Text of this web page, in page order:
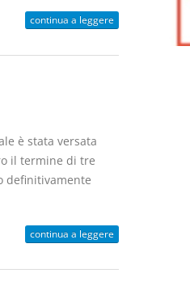
continua a leggere
è stata versata
il termine di tre
definitivamente
continua a leggere